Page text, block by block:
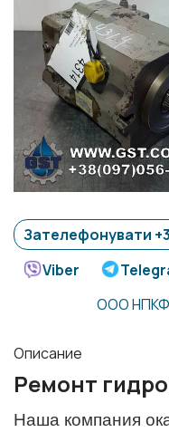
Зателефонувати
Viber
ООО
Описание
Ремонт
Наша компания